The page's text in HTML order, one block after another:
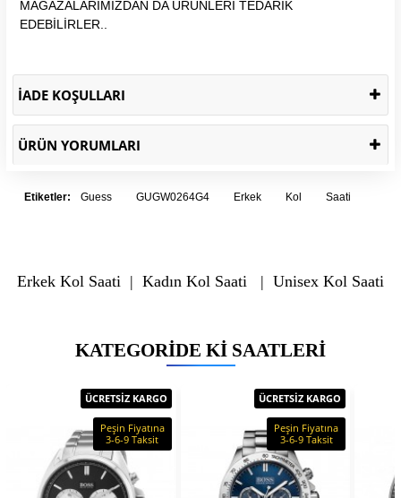
MAĞAZALARIMIZDAN DA ÜRÜNLERİ TEDARİK
EDEBİLİRLER..
İADE KOŞULLARI
ÜRÜN YORUMLARI
Etiketler: Guess GUGW0264G4 Erkek Kol Saati
Erkek Kol Saati | Kadın Kol Saati | Unisex Kol Saati
KATEGORIDE KI SAATLERI
ÜCRETSİZ KARGO
Peşin Fiyatına
3-6-9 Taksit
ÜCRETSİZ KARGO
Peşin Fiyatına
3-6-9 Taksit